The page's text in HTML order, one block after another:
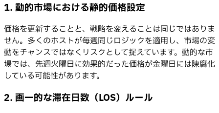
1. 動的市場における静的価格設定
価格を更新することと、戦略を変えることは同じではありま
せん。多くのホストが毎週同じロジックを適用し、市場の変
動をチャンスではなくリスクとして捉えています。動的な市
場では、先週火曜日に効果的だった価格が金曜日には陳腐化
している可能性があります。
2. 画一的な滞在日数（LOS）ルール